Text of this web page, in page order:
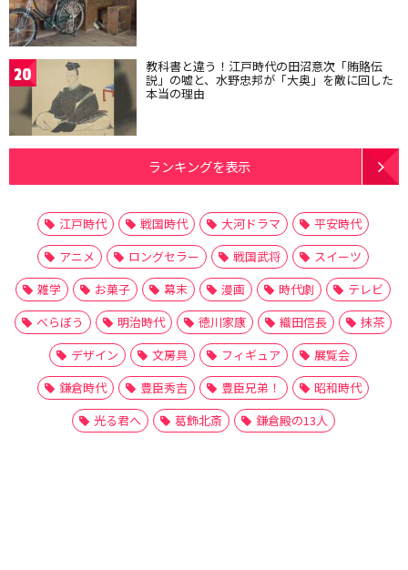
20 教科書と違う！江戸時代の田沼意次「賄賂伝
説」の嘘と、水野忠邦が「大奥」を敵に回した
本当の理由
ランキングを表示
江戸時代 戦国時代 大河ドラマ
平安時代
アニメ
ロングセラー 戦国武将
スイーツ
雑学
お菓子 幕末 漫画 時代劇
テレビ
べらぼう
明治時代 徳川家康 織田信長
抹茶
デザイン
文房具 フィギュア
展覧会
鎌倉時代
豊臣秀吉 豊臣兄弟！
昭和時代
光る君へ
葛飾北斎 鎌倉殿の13人